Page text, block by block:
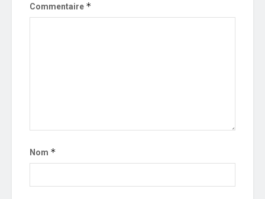
Commentaire *
Nom *